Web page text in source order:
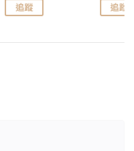
追蹤 追蹤